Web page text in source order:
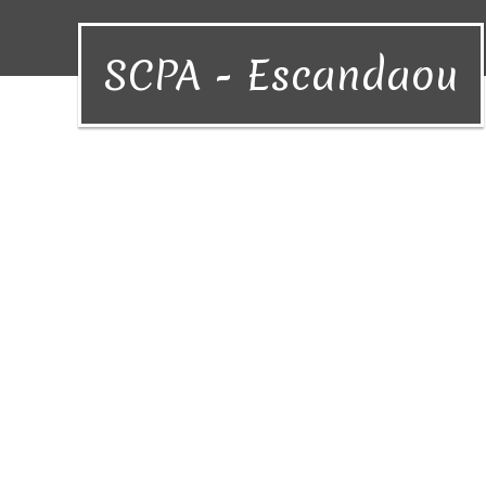
SCPA - Escandaou